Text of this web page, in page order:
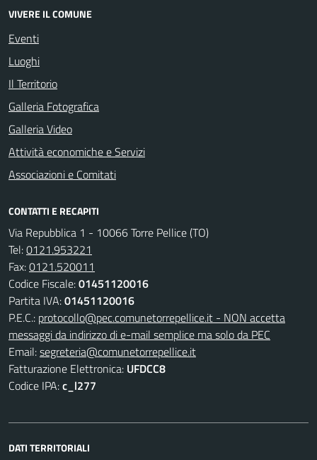
VIVERE IL COMUNE
Eventi
Luoghi
Il Territorio
Galleria Fotografica
Galleria Video
Attività economiche e Servizi
Associazioni e Comitati
CONTATTI E RECAPITI
Via Repubblica 1 - 10066 Torre Pellice (TO)
Tel:0121.953221
Fax:0121.520011
Codice Fiscale:01451120016
Partita IVA:01451120016
P.E.C.: protocollo@pec.comunetorrepellice.it - NON accetta
messaggi da indirizzo di e-mail semplice ma solo da PEC
Email:segreteria@comunetorrepellice.it
Fatturazione Elettronica: UFDCC8
Codice IPA:c_l277
DATI TERRITORIALI